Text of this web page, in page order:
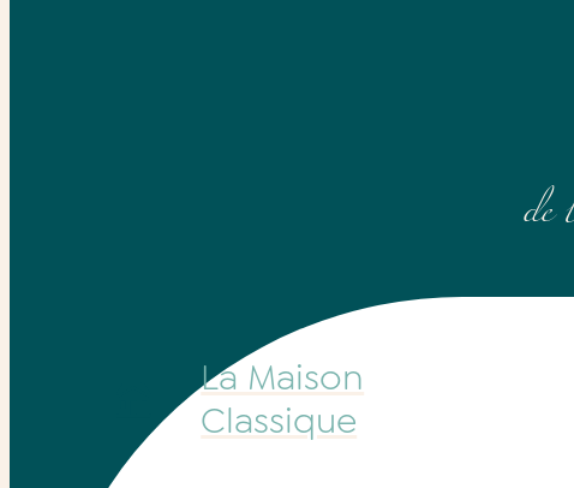
La Maison
Classique